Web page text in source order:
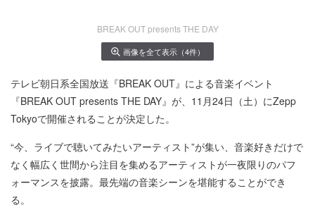
BREAK OUT presents THE DAY
画像を全て表示（4件）
テレビ朝日系全国放送『BREAK OUT』による音楽イベント
『BREAK OUT presents THE DAY』が、11月24日（土）にZepp
Tokyoで開催されることが決定した。
“今、ライブで聴いてみたいアーティスト”が集い、音楽好きだけで
なく幅広く世間から注目を集めるアーティストが一夜限りのパフ
ォーマンスを披露。最先端の音楽シーンを堪能することができ
る。